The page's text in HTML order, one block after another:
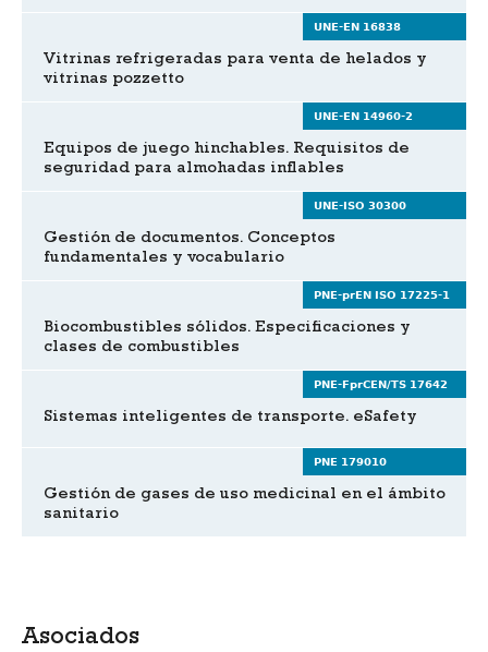
UNE-EN 16838
Vitrinas refrigeradas para venta de helados y
vitrinas pozzetto
UNE-EN 14960-2
Equipos de juego hinchables. Requisitos de
seguridad para almohadas inflables
UNE-ISO 30300
Gestión de documentos. Conceptos
fundamentales y vocabulario
PNE-prEN ISO 17225-1
Biocombustibles sólidos. Especificaciones y
clases de combustibles
PNE-FprCEN/TS 17642
Sistemas inteligentes de transporte. eSafety
PNE 179010
Gestión de gases de uso medicinal en el ámbito
sanitario
Asociados